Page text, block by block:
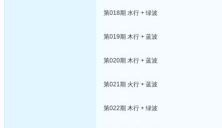
第018期 水行 + 绿波
第019期 木行 + 蓝波
第020期 木行 + 蓝波
第021期 火行 + 蓝波
第022期 木行 + 绿波